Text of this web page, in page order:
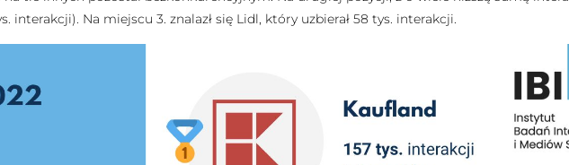
interakcji). Na miejscu 3. znalazł się Lidl, który uzbierał 58 tys. interakcji.